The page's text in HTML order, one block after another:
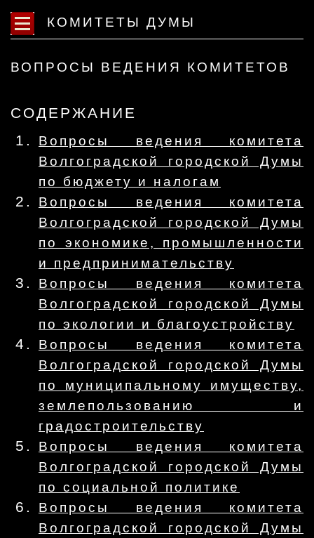
КОМИТЕТЫ ДУМЫ
ВОПРОСЫ ВЕДЕНИЯ КОМИТЕТОВ
СОДЕРЖАНИЕ
Вопросы ведения комитета
Волгоградской городской Думы
по бюджету и налогам
Вопросы ведения комитета
Волгоградской городской Думы
по экономике, промышленности
и предпринимательству
Вопросы ведения комитета
Волгоградской городской Думы
по экологии и благоустройству
Вопросы ведения комитета
Волгоградской городской Думы
по муниципальному имуществу,
землепользованию и
градостроительству
Вопросы ведения комитета
Волгоградской городской Думы
по социальной политике
Вопросы ведения комитета
Волгоградской городской Думы